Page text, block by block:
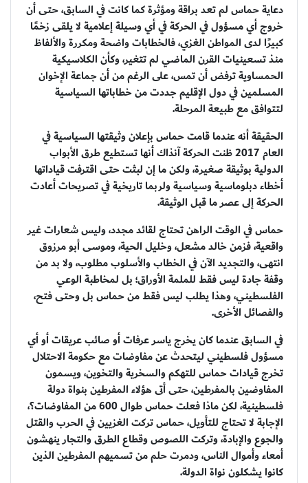
دعاية حماس لم تعد براقة ومؤثرة كما كانت في السابق، حتى أن
خروج أي مسؤول في الحركة في أي وسيلة إعلامية لا يلقى زخمًا
كبيرًا لدى المواطن الغزي، فالخطابات واضحة ومكررة والألفاظ
منذ تسعينيات القرن الماضي لم تتغير، وكأن الكلاسيكية
الحمساوية ترفض أن تمس، على الرغم من أن جماعة الإخوان
المسلمين في دول الإقليم جددت من خطاباتها السياسية
لتتوافق مع طبيعة المرحلة.
الحقيقة أنه عندما قامت حماس بإعلان وثيقتها السياسية في
العام 2017 ظنت الحركة آنذاك أنها تستطيع طرق الأبواب
الدولية بوثيقة صغيرة، ولكن ما إن لبثت حتى اقترفت قياداتها
أخطاء دبلوماسية وسياسية ولربما تاريخية في تصريحات أعادت
الحركة إلى عصر ما قبل الوثيقة.
حماس في الوقت الراهن تحتاج لقائد مجدد، وليس شعارات غير
واقعية، فزمن خالد مشعل، وخليل الحية، وموسى أبو مرزوق
انتهى، والتجديد الآن في الخطاب والأسلوب مطلوب، ولا بد من
وقفة جادة ليس فقط للملمة الأوراق؛ بل لمخاطبة الوعي
الفلسطيني، وهذا يطلب ليس فقط من حماس بل وحتى فتح،
والفصائل الأخرى.
في السابق عندما كان يخرج ياسر عرفات أو صائب عريقات أو أي
مسؤول فلسطيني ليتحدث عن مفاوضات مع حكومة الاحتلال
تخرج قيادات حماس للتهكم والسخرية والتخوين، ويسمون
المفاوضين بالمفرطين، حتى أتى هؤلاء المفرطين بنواة دولة
فلسطينية، لكن ماذا فعلت حماس طوال 600 من المفاوضات؟،
الإجابة لا تحتاج للتأويل، حماس تركت الغزيين في الحرب والقتل
والجوع والإبادة، وتركت اللصوص وقطاع الطرق والتجار ينهشون
أمعاء وأموال الناس، ودمرت حلم من تسميهم المفرطين الذين
كانوا يشكلون نواة الدولة.